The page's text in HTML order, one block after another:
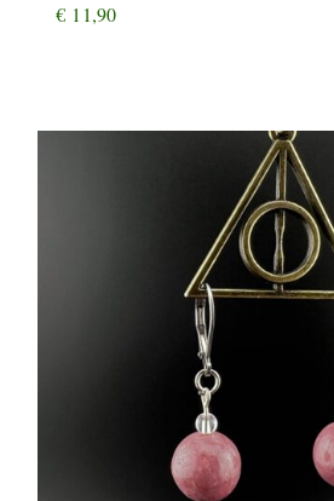
€ 11,90